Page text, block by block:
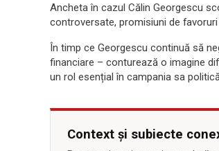
Ancheta în cazul Călin Georgescu
controversate, promisiuni de
În timp ce Georgescu continuă să
financiare – conturează o imagine
un rol esențial în campania sa
Context și subiecte